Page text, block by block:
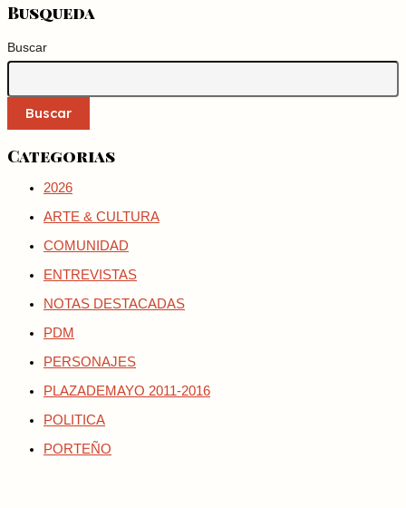
Busqueda
Buscar
Buscar
Categorias
2026
ARTE & CULTURA
COMUNIDAD
ENTREVISTAS
NOTAS DESTACADAS
PDM
PERSONAJES
PLAZADEMAYO 2011-2016
POLITICA
PORTEÑO